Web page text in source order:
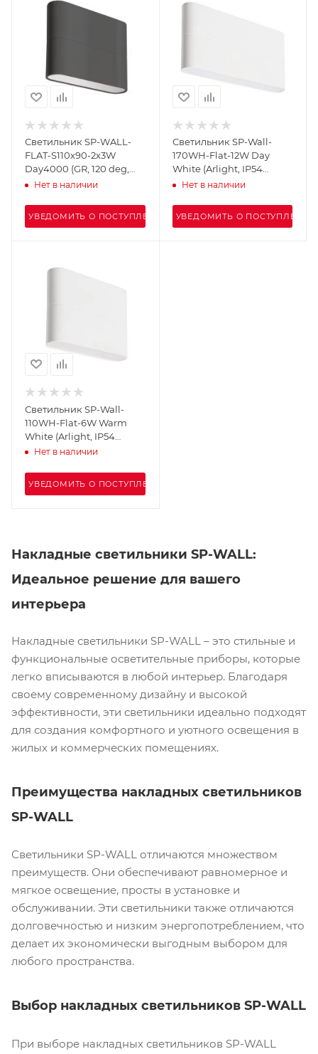
Светильник SP-WALL-
FLAT-S110x90-2x3W
Day4000 (GR, 120 deg,
230V) (Arlight, IP54
Нет в наличии
УВЕДОМИТЬ О ПОСТУПЛЕНИИ
Светильник SP-Wall-
170WH-Flat-12W Day
White (Arlight, IP54
Металл, 3 года)
Нет в наличии
УВЕДОМИТЬ О ПОСТУПЛЕНИИ
Светильник SP-Wall-
110WH-Flat-6W Warm
White (Arlight, IP54
Металл, 3 года)
Нет в наличии
УВЕДОМИТЬ О ПОСТУПЛЕНИИ
Накладные светильники SP-WALL:
Идеальное решение для вашего
интерьера
Накладные светильники SP-WALL – это стильные и
функциональные осветительные приборы, которые
легко вписываются в любой интерьер. Благодаря
своему современному дизайну и высокой
эффективности, эти светильники идеально подходят
для создания комфортного и уютного освещения в
жилых и коммерческих помещениях.
Преимущества накладных светильников
SP-WALL
Светильники SP-WALL отличаются множеством
преимуществ. Они обеспечивают равномерное и
мягкое освещение, просты в установке и
обслуживании. Эти светильники также отличаются
долговечностью и низким энергопотреблением, что
делает их экономически выгодным выбором для
любого пространства.
Выбор накладных светильников SP-WALL
При выборе накладных светильников SP-WALL